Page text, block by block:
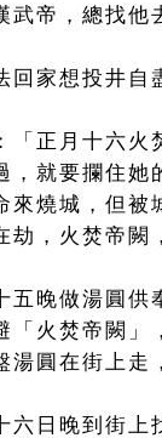
帝，總找他
家想投井
正月十六
就要攔住
燒城，但
，火焚帝
晚做湯圓
火焚帝闕
圓在街上走
日晚到街